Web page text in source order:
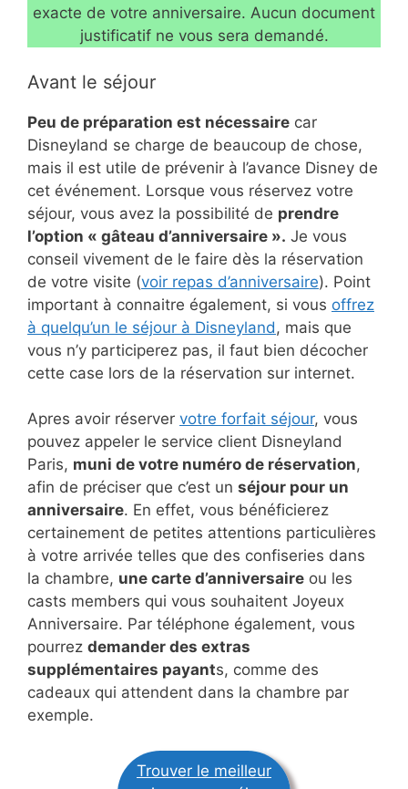
exacte de votre anniversaire. Aucun document
justificatif ne vous sera demandé.
Avant le séjour
Peu de préparation est nécessaire car
Disneyland se charge de beaucoup de chose,
mais il est utile de prévenir à l’avance Disney de
cet événement. Lorsque vous réservez votre
séjour, vous avez la possibilité de prendre
l’option « gâteau d’anniversaire ». Je vous
conseil vivement de le faire dès la réservation
de votre visite (voir repas d’anniversaire). Point
important à connaitre également, si vous offrez
à quelqu’un le séjour à Disneyland , mais que
vous n’y participerez pas, il faut bien décocher
cette case lors de la réservation sur internet.
Apres avoir réserver votre forfait séjour, vous
pouvez appeler le service client Disneyland
Paris, muni de votre numéro de réservation,
afin de préciser que c’est un séjour pour un
anniversaire. En effet, vous bénéficierez
certainement de petites attentions particulières
à votre arrivée telles que des confiseries dans
la chambre, une carte d’anniversaire ou les
casts members qui vous souhaitent Joyeux
Anniversaire. Par téléphone également, vous
pourrez demander des extras
supplémentaires payants, comme des
cadeaux qui attendent dans la chambre par
exemple.
Trouver le meilleur